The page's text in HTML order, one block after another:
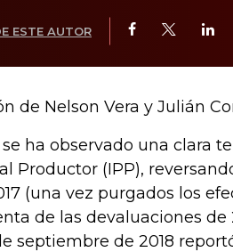
ESTE AUTOR
de Nelson Vera y Julián
ha observado una clara
Productor (IPP),
(una vez purgados los
de las devaluaciones de
septiembre de 2018